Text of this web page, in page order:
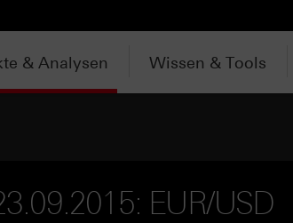
& Analysen Wissen & Tools
EUR/USD